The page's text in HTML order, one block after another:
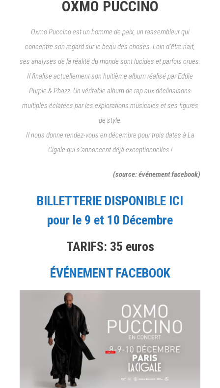
OXMO PUCCINO
Oxmo Puccino est un homme de paix, un rassembleur qui
concentre son regard sur le beau des choses. Loin d’être naïf,
ses analyses de la réalité du monde sont lucides et parfois crues.
Il finalise actuellement son huitième album réalisé par Eddie
Purple & Phazz. Un véritable album de rap aux déclinaisons
multiples éclatées par les explorations musicales et ses figures
de style.
Il nous donne rendez-vous en décembre pour trois dates à La
Cigale qui s’annoncent déjà exceptionnelles !
(source: événement facebook)
BILLETTERIE DISPONIBLE ICI
pour le 9 et 10 Décembre
TARIFS: 35 euros
ÉVÉNEMENT FACEBOOK